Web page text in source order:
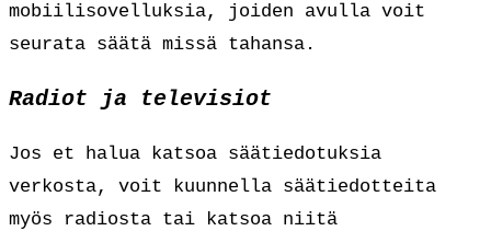
mobiilisovelluksia, joiden avulla voit
seurata säätä missä tahansa.
Radiot ja televisiot
Jos et halua katsoa säätiedotuksia
verkosta, voit kuunnella säätiedotteita
myös radiosta tai katsoa niitä